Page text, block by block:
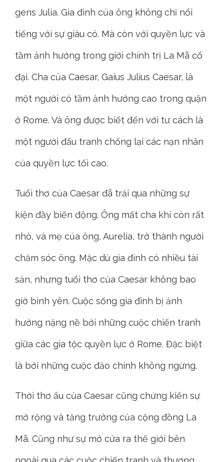
gens Julia. Gia đình của ông không chỉ nổi
tiếng với sự giàu có. Mà còn với quyền lực và
tầm ảnh hưởng trong giới chính trị La Mã cổ
đại. Cha của Caesar, Gaius Julius Caesar, là
một người có tầm ảnh hưởng cao trong quận
ở Rome. Và ông được biết đến với tư cách là
một người đấu tranh chống lại các nạn nhân
của quyền lực tối cao.
Tuổi thơ của Caesar đã trải qua những sự
kiện đầy biến động. Ông mất cha khi còn rất
nhỏ, và mẹ của ông, Aurelia, trở thành người
chăm sóc ông. Mặc dù gia đình có nhiều tài
sản, nhưng tuổi thơ của Caesar không bao
giờ bình yên. Cuộc sống gia đình bị ảnh
hưởng nặng nề bởi những cuộc chiến tranh
giữa các gia tộc quyền lực ở Rome. Đặc biệt
là bởi những cuộc đảo chính không ngừng.
Thời thơ ấu của Caesar cũng chứng kiến sự
mở rộng và tăng trưởng của cộng đồng La
Mã. Cũng như sự mở cửa ra thế giới bên